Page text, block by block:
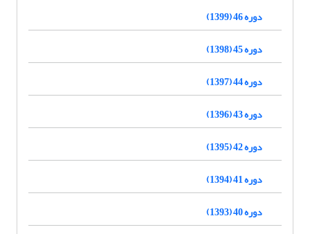
دوره 46 (1399)
دوره 45 (1398)
دوره 44 (1397)
دوره 43 (1396)
دوره 42 (1395)
دوره 41 (1394)
دوره 40 (1393)